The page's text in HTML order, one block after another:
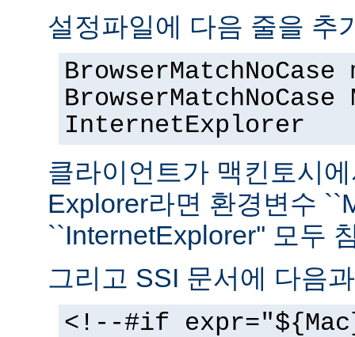
설정파일에 다음 줄을 추
BrowserMatchNoCase
InternetExplorer
클라이언트가 맥킨토시
Explorer라면 환경변수
``InternetExplorer'' 모두
그리고 SSI 문서에 다음
<!--#if